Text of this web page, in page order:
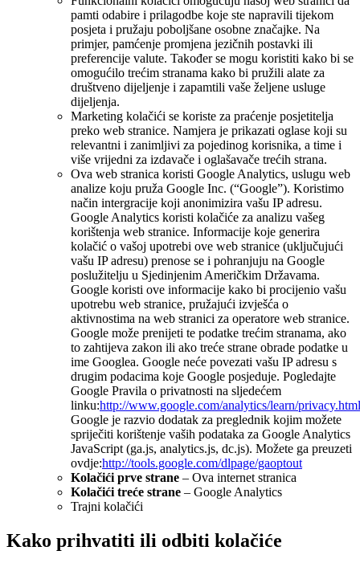
pamti odabire i prilagodbe koje ste napravili tijekom
posjeta i pružaju poboljšane osobne značajke. Na
primjer, pamćenje promjena jezičnih postavki ili
preferencije valute. Također se mogu koristiti kako bi se
omogućilo trećim stranama kako bi pružili alate za
društveno dijeljenje i zapamtili vaše željene usluge
dijeljenja.
Marketing kolačići se koriste za praćenje posjetitelja
preko web stranice. Namjera je prikazati oglase koji su
relevantni i zanimljivi za pojedinog korisnika, a time i
više vrijedni za izdavače i oglašavače trećih strana.
Ova web stranica koristi Google Analytics, uslugu web
analize koju pruža Google Inc. (“Google”). Koristimo
način intergracije koji anonimizira vašu IP adresu.
Google Analytics koristi kolačiće za analizu vašeg
korištenja web stranice. Informacije koje generira
kolačić o vašoj upotrebi ove web stranice (uključujući
vašu IP adresu) prenose se i pohranjuju na Google
poslužitelju u Sjedinjenim Američkim Državama.
Google koristi ove informacije kako bi procijenio vašu
upotrebu web stranice, pružajući izvješća o
aktivnostima na web stranici za operatore web stranice.
Google može prenijeti te podatke trećim stranama, ako
to zahtijeva zakon ili ako treće strane obrade podatke u
ime Googlea. Google neće povezati vašu IP adresu s
drugim podacima koje Google posjeduje. Pogledajte
Google Pravila o privatnosti na sljedećem
linku:http://www.google.com/analytics/learn/privacy.html
Google je razvio dodatak za preglednik kojim možete
spriječiti korištenje vaših podataka za Google Analytics
JavaScript (ga.js, analytics.js, dc.js). Možete ga preuzeti
ovdje:http://tools.google.com/dlpage/gaoptout
Kolačići prve strane – Ova internet stranica
Kolačići treće strane – Google Analytics
Trajni kolačići
Kako prihvatiti ili odbiti kolačiće